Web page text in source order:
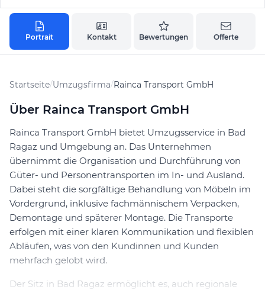
Portrait Kontakt Bewertungen Offerte
Startseite/Umzugsfirma/Rainca Transport GmbH
Über Rainca Transport GmbH
Rainca Transport GmbH bietet Umzugsservice in Bad
Ragaz und Umgebung an. Das Unternehmen
übernimmt die Organisation und Durchführung von
Güter- und Personentransporten im In- und Ausland.
Dabei steht die sorgfältige Behandlung von Möbeln im
Vordergrund, inklusive fachmännischem Verpacken,
Demontage und späterer Montage. Die Transporte
erfolgen mit einer klaren Kommunikation und flexiblen
Abläufen, was von den Kundinnen und Kunden
mehrfach gelobt wird.
Der Sitz in Bad Ragaz ermöglicht es, auch regionale